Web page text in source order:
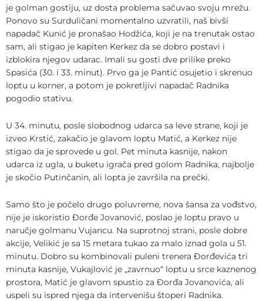
je golman gostiju, uz dosta problema sačuvao svoju mrežu.
Ponovo su Surduličani momentalno uzvratili, naš bivši
napadač Kunić je pronašao Hodžića, koji je na trenutak ostao
sam, ali stigao je kapiten Kerkez da se dobro postavi i
izblokira njegov udarac. Imali su gosti dve prilike preko
Spasića (30. i 33. minut). Prvo ga je Pantić osujetio i skrenuo
loptu u korner, a potom je pokretljivi napadač Radnika
pogodio stativu.
U 34. minutu, posle slobodnog udarca sa leve strane, koji je
izveo Krstić, zakačio je glavom loptu Matić, a Kerkez nije
stigao da je sprovede u gol. Pet minuta kasnije, nakon
udarca iz ugla, u buketu igrača pred golom Radnika, najbolje
je skočio Putinčanin, ali lopta je završila na prečki.
Samo što je počelo drugo poluvreme, nova šansa za vođstvo,
nije je iskoristio Đorđe Jovanović, poslao je loptu pravo u
naručje golmanu Vujancu. Na suprotnoj strani, posle dobre
akcije, Velikić je sa 15 metara tukao za malo iznad gola u 51.
minutu. Dobro su kombinovali puleni trenera Đorđevića tri
minuta kasnije, Vukajlović je „zavrnuo“ loptu u srce kaznenog
prostora, Matić je glavom spustio za Đorđa Jovanovića, ali
uspeli su ispred njega da intervenišu štoperi Radnika.